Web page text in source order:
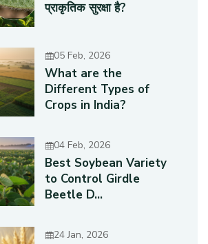
प्राकृतिक सुरक्षा है?
05 Feb, 2026
What are the
Different Types of
Crops in India?
04 Feb, 2026
Best Soybean Variety
to Control Girdle
Beetle D...
24 Jan, 2026